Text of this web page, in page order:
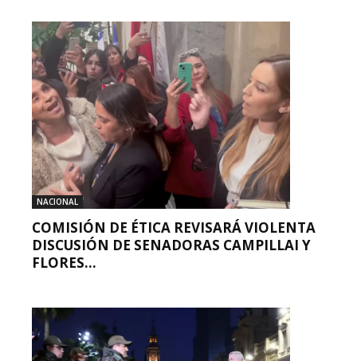
NACIONAL
COMISIÓN DE ÉTICA REVISARÁ VIOLENTA
DISCUSIÓN DE SENADORAS CAMPILLAI Y
FLORES...